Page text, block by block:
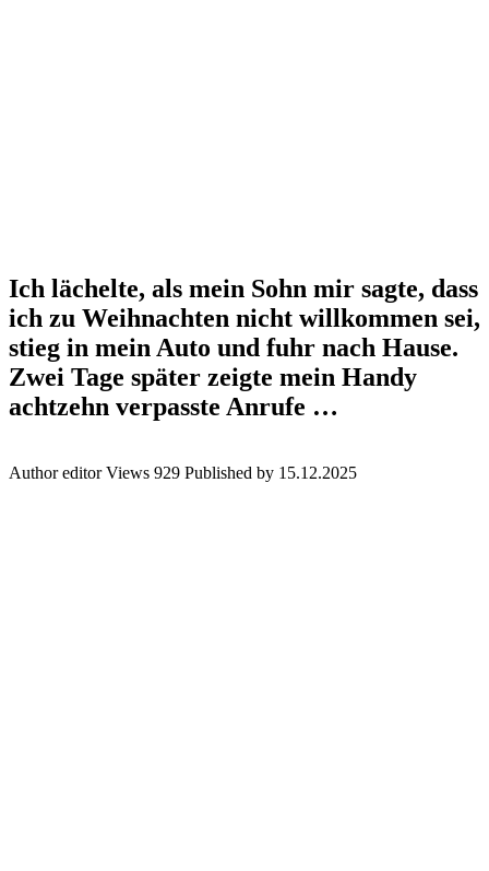
Ich lächelte, als mein Sohn mir sagte, dass
ich zu Weihnachten nicht willkommen sei,
stieg in mein Auto und fuhr nach Hause.
Zwei Tage später zeigte mein Handy
achtzehn verpasste Anrufe …
Author editor Views 929 Published by 15.12.2025